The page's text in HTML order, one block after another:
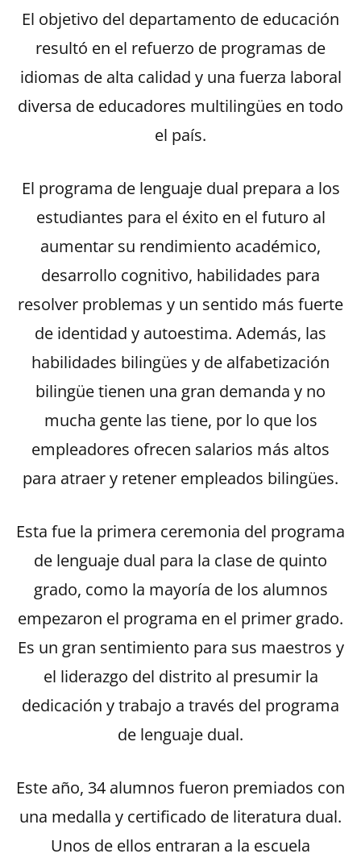
El objetivo del departamento de educación
resultó en el refuerzo de programas de
idiomas de alta calidad y una fuerza laboral
diversa de educadores multilingües en todo
el país.
El programa de lenguaje dual prepara a los
estudiantes para el éxito en el futuro al
aumentar su rendimiento académico,
desarrollo cognitivo, habilidades para
resolver problemas y un sentido más fuerte
de identidad y autoestima. Además, las
habilidades bilingües y de alfabetización
bilingüe tienen una gran demanda y no
mucha gente las tiene, por lo que los
empleadores ofrecen salarios más altos
para atraer y retener empleados bilingües.
Esta fue la primera ceremonia del programa
de lenguaje dual para la clase de quinto
grado, como la mayoría de los alumnos
empezaron el programa en el primer grado.
Es un gran sentimiento para sus maestros y
el liderazgo del distrito al presumir la
dedicación y trabajo a través del programa
de lenguaje dual.
Este año, 34 alumnos fueron premiados con
una medalla y certificado de literatura dual.
Unos de ellos entraran a la escuela